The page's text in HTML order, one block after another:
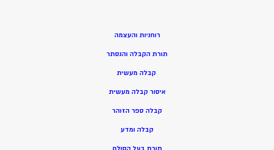
רוחניות והעצמה
תורת הקבלה והנסתר
קבלה מעשית
איסור קבלה מעשית
קבלה ספר הזוהר
קבלה ומדע